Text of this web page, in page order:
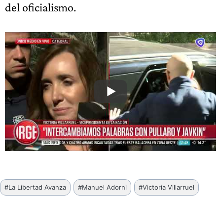
del oficialismo.
Etiquetas
de
#La Libertad Avanza #Manuel Adorni #Victoria Villarruel